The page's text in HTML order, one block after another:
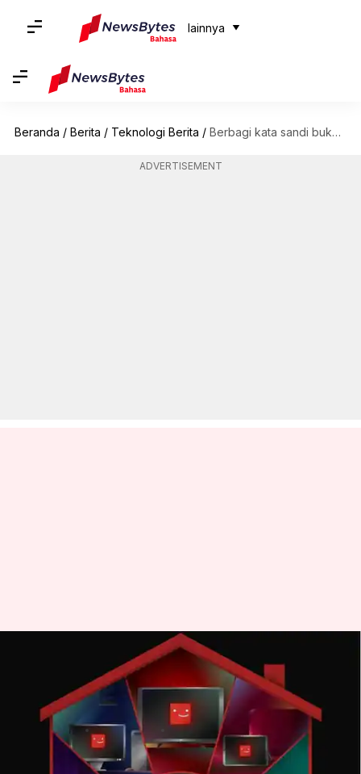
lainnya
Beranda / Berita / Teknologi Berita / Berbagi kata sandi bukan lagi cinta; Netflix memperluas tindakan keras ke 103 negara
ADVERTISEMENT
Berbagi kata sandi bukan lagi
cinta; Netflix memperluas
tindakan keras ke 103 negara
menulis Bob May 25, 2023 12:57 pm